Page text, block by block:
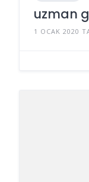
uzman
1 OCAK 2020